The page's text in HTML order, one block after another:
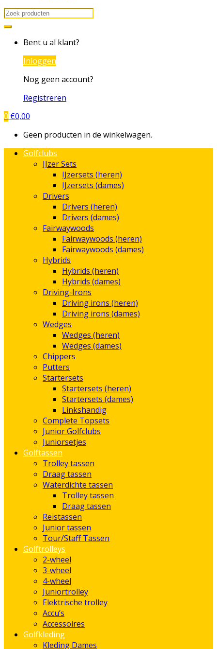
Search
for:
Bent u al klant?
Inloggen
Nog geen account?
Registreren
0 €0,00
Geen producten in de winkelwagen.
Golfclubs
IJzer Sets
IJzersets (heren)
IJzersets (dames)
Drivers
Drivers (heren)
Drivers (dames)
Fairwaywoods
Fairwaywoods (heren)
Fairwaywoods (dames)
Hybrids
Hybrids (heren)
Hybrids (dames)
Driving-Irons
Driving irons (heren)
Driving irons (dames)
Wedges
Wedges (heren)
Wedges (dames)
Chippers
Putters
Startersets
Startersets (heren)
Startersets (dames)
Linkshandig
Complete Topsets
Junior Golfclubs
Juniorsetjes
Golftassen
Trolley tassen
Draag tassen
Waterdichte tassen
Trolley tassen
Draag tassen
Reistassen
Junior tassen
Tour/Staff Tassen
Golftrolleys
2-wheel
3-wheel
4-wheel
Juniortrolley
Elektrische trolley
Accu’s
Accessoires
Golfkleding
Kleding Dames